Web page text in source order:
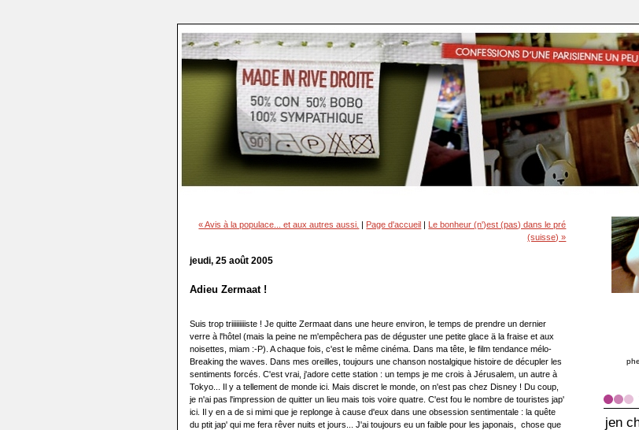
« Avis à la populace... et aux autres aussi. | Page d'accueil | Le bonheur (n')est (pas) dans le pré
(suisse) »
jeudi, 25 août 2005
Adieu Zermaat !
Suis trop triiiiiiiiiste ! Je quitte Zermaat dans une heure environ, le temps de prendre un dernier
verre à l'hôtel (mais la peine ne m'empêchera pas de déguster une petite glace ä la fraise et aux
noisettes, miam :-P). A chaque fois, c'est le même cinéma. Dans ma tête, le film tendance mélo-
Breaking the waves. Dans mes oreilles, toujours une chanson nostalgique histoire de décupler les
sentiments forcés. C'est vrai, j'adore cette station : un temps je me crois à Jérusalem, un autre à
Tokyo... Il y a tellement de monde ici. Mais discret le monde, on n'est pas chez Disney ! Du coup,
je n'ai pas l'impression de quitter un lieu mais tois voire quatre. C'est fou le nombre de touristes jap'
ici. Il y en a de si mimi que je replonge à cause d'eux dans une obsession sentimentale : la quête
du ptit jap' qui me fera rêver nuits et jours... J'ai toujours eu un faible pour les japonais, chose que
jen